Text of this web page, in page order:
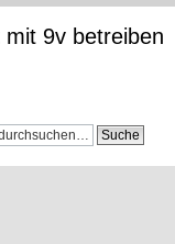
9v betreiben